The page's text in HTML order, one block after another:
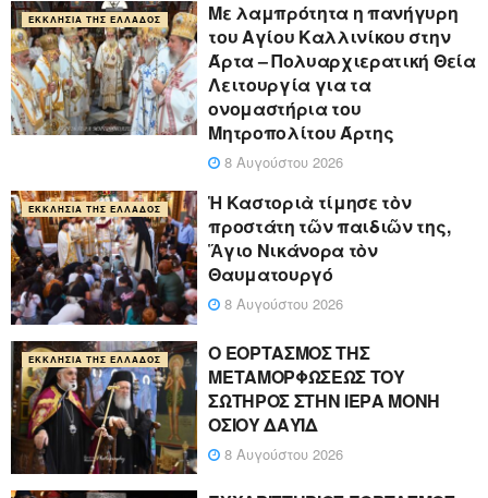
ΕΚΚΛΗΣΊΑ ΤΗΣ ΕΛΛΆΔΟΣ
Με λαμπρότητα η πανήγυρη
του Αγίου Καλλινίκου στην
Άρτα – Πολυαρχιερατική Θεία
Λειτουργία για τα
ονομαστήρια του
Μητροπολίτου Άρτης
8 Αυγούστου 2026
ΕΚΚΛΗΣΊΑ ΤΗΣ ΕΛΛΆΔΟΣ
Ἡ Καστοριὰ τίμησε τὸν
προστάτη τῶν παιδιῶν της,
Ἅγιο Νικάνορα τὸν
Θαυματουργό
8 Αυγούστου 2026
ΕΚΚΛΗΣΊΑ ΤΗΣ ΕΛΛΆΔΟΣ
Ο ΕΟΡΤΑΣΜΟΣ ΤΗΣ
ΜΕΤΑΜΟΡΦΩΣΕΩΣ ΤΟΥ
ΣΩΤΗΡΟΣ ΣΤΗΝ ΙΕΡΑ ΜΟΝΗ
ΟΣΙΟΥ ΔΑΥΪΔ
8 Αυγούστου 2026